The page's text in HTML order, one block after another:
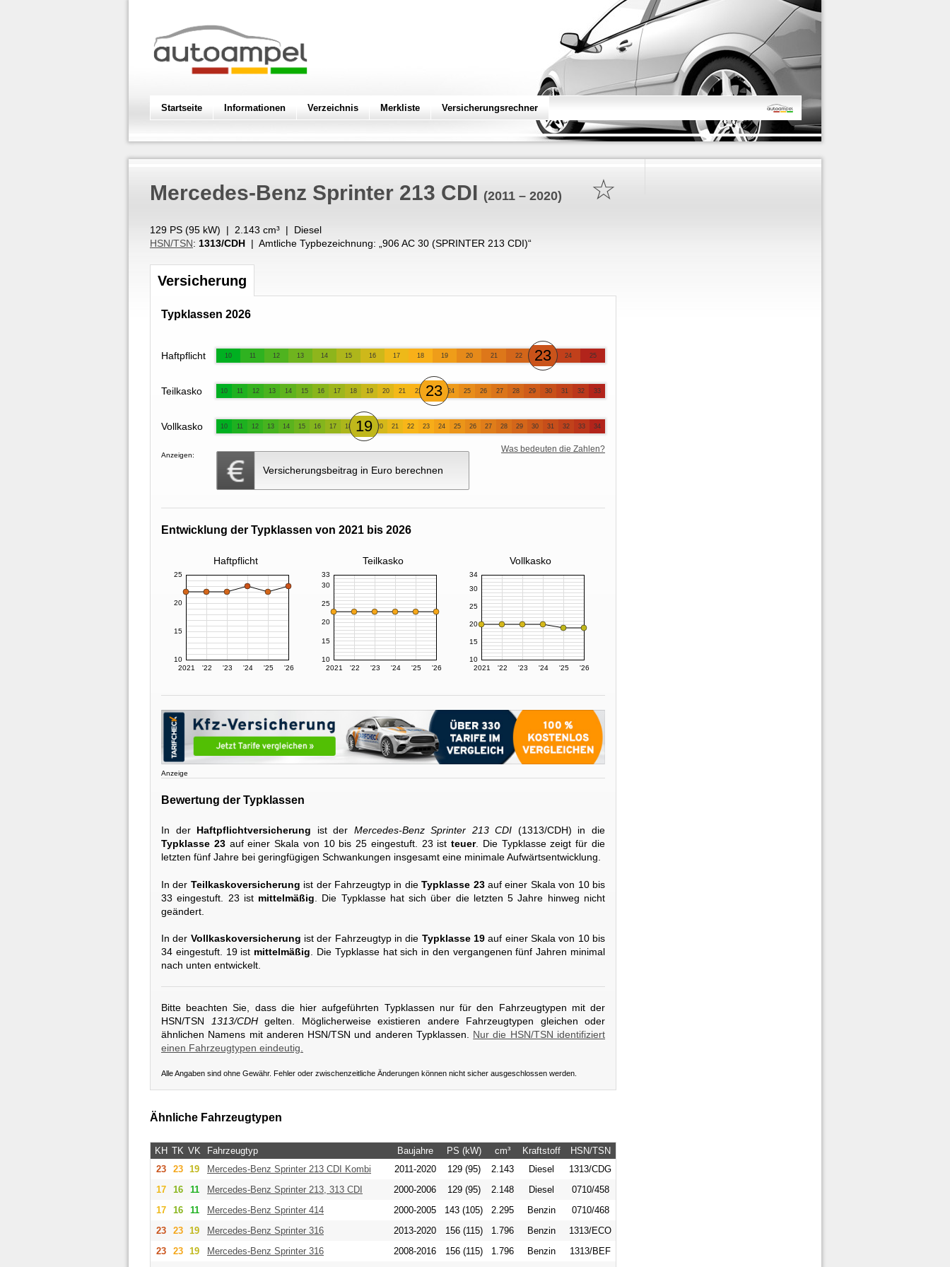
Startseite Informationen Verzeichnis Merkliste Versicherungsrechner
☆
Mercedes-Benz Sprinter 213 CDI (2011 – 2020)
129 PS (95 kW) | 2.143 cm³ | Diesel
HSN/TSN: 1313/CDH | Amtliche Typbezeichnung: „ 906 AC 30 (SPRINTER 213 CDI)“
Versicherung
Typklassen 2026
Haftpflicht 10 11 12 13 14 15 16 17 18 19 20 21 22 23 24 25
Teilkasko 10 11 12 13 14 15 16 17 18 19 20 21 22 23 24 25 26 27 28 29 30 31 32 33
Vollkasko 10 11 12 13 14 15 16 17 18 19 20 21 22 23 24 25 26 27 28 29 30 31 32 33 34
Anzeigen:
Versicherungsbeitrag in Euro berechnen
Was bedeuten die Zahlen?
Entwicklung der Typklassen von 2021 bis 2026
Haftpflicht Teilkasko Vollkasko
2021 '22 '23 '24 '25 '26
10
15
20
25
2021 '22 '23 '24 '25 '26
10
15
20
25
30
33
2021 '22 '23 '24 '25 '26
10
15
20
25
30
34
Anzeige
Bewertung der Typklassen
In der Haftpflichtversicherung ist der Mercedes-Benz Sprinter 213 CDI (1313/CDH) in die
Typklasse 23auf einer Skala von 10 bis 25 eingestuft. 23 istteuer. Die Typklasse zeigt für die
letzten fünf Jahre bei geringfügigen Schwankungen insgesamt eine minimale Aufwärtsentwicklung.
In der Teilkaskoversicherung ist der Fahrzeugtyp in dieTypklasse 23auf einer Skala von 10 bis
33 eingestuft. 23 ist mittelmäßig . Die Typklasse hat sich über die letzten 5 Jahre hinweg nicht
geändert.
In der Vollkaskoversicherung ist der Fahrzeugtyp in die Typklasse 19 auf einer Skala von 10 bis
34 eingestuft. 19 ist mittelmäßig. Die Typklasse hat sich in den vergangenen fünf Jahren minimal
nach unten entwickelt.
Bitte beachten Sie, dass die hier aufgeführten Typklassen nur für den Fahrzeugtypen mit der
HSN/TSN
1313/CDHgelten. Möglicherweise existieren andere Fahrzeugtypen gleichen oder
ähnlichen Namens mit anderen HSN/TSN und anderen Typklassen. Nur die HSN/TSN identifiziert
einen Fahrzeugtypen eindeutig.
Alle Angaben sind ohne Gewähr. Fehler oder zwischenzeitliche Änderungen können nicht sicher ausgeschlossen werden.
Ähnliche Fahrzeugtypen
KH TK VK Fahrzeugtyp Baujahre PS (kW) cm³ Kraftstoff
HSN/TSN
23
23 19 Mercedes-Benz Sprinter 213 CDI Kombi 2011-2020 129 (95) 2.143 Diesel
1313/CDG
17
16 11 Mercedes-Benz Sprinter 213, 313 CDI 2000-2006 129 (95) 2.148 Diesel
0710/458
17
16 11 Mercedes-Benz Sprinter 414 2000-2005 143 (105) 2.295 Benzin
0710/468
23
23 19 Mercedes-Benz Sprinter 316 2013-2020 156 (115) 1.796 Benzin
1313/ECO
23
23 19 Mercedes-Benz Sprinter 316 2008-2016 156 (115) 1.796 Benzin
1313/BEF